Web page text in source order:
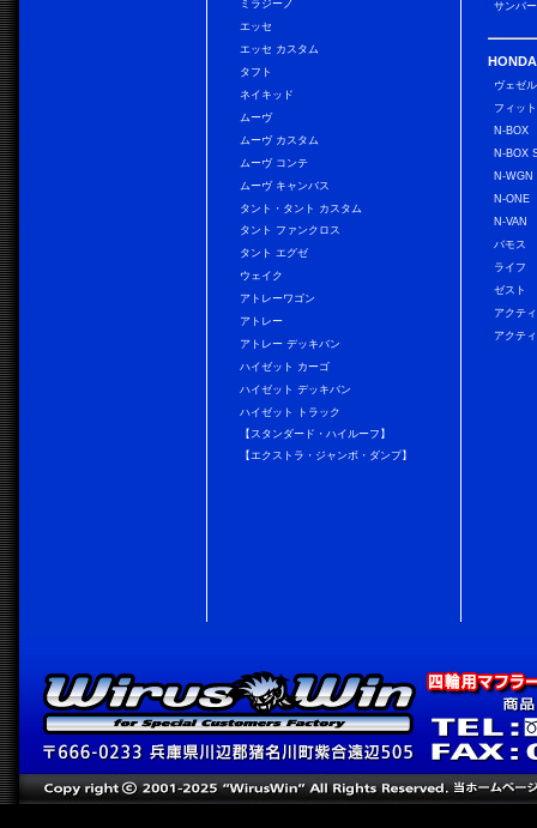
ミラジーノ
エッセ
エッセ カスタム
タフト
ネイキッド
ムーヴ
ムーヴ カスタム
ムーヴ コンテ
ムーヴ キャンバス
タント・タント カスタム
タント ファンクロス
タント エグゼ
ウェイク
アトレーワゴン
アトレー
アトレー デッキバン
ハイゼット カーゴ
ハイゼット デッキバン
ハイゼット トラック
【スタンダード・ハイルーフ】
【エクストラ・ジャンボ・ダンプ】
サンバ
HONDA
ヴェゼル
フィット
N-BOX
N-BOX
N-WGN
N-ONE
N-VAN
バモス
ライフ
ゼスト
アクテ
アクテ